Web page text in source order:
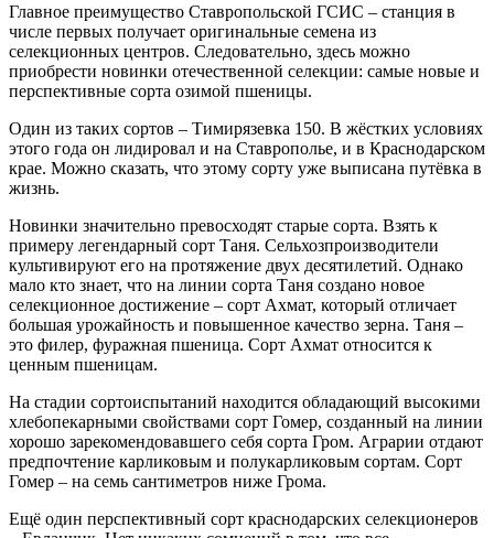
Главное преимущество Ставропольской ГСИС – ​станция в
числе первых получает оригинальные семена из
селекционных центров. Следовательно, здесь можно
приобрести новинки отечественной селекции: самые новые и
перспективные сорта озимой пшеницы.
Один из таких сортов – Тимирязевка 150. В жёстких условиях
этого года он лидировал и на Ставрополье, и в Краснодарском
крае. Можно сказать, что этому сорту уже выписана путёвка в
жизнь.
Новинки значительно превосходят старые сорта. Взять к
примеру легендарный сорт Таня. Сельхозпроизводители
культивируют его на протяжение двух десятилетий. Однако
мало кто знает, что на линии сорта Таня создано новое
селекционное достижение – ​сорт Ахмат, который отличает
большая урожайность и повышенное качество зерна. Таня – ​
это филер, фуражная пшеница. Сорт Ахмат относится к
ценным пшеницам.
На стадии сортоиспытаний находится обладающий высокими
хлебопекарными свой­ствами сорт Гомер, созданный на линии
хорошо зарекомендовавшего себя сорта Гром. Аграрии отдают
предпочтение карликовым и полукарликовым сор­там. Сорт
Гомер – ​на семь сантиметров ниже Грома.
Ещё один перспективный сорт краснодарских селекционеров